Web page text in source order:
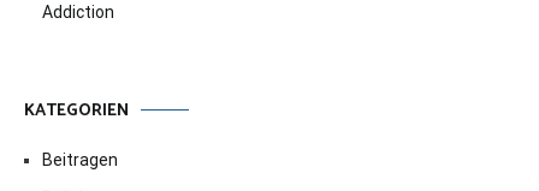
Addiction
KATEGORIEN
Beitragen